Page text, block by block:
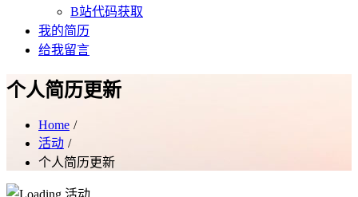
B站代码获取
我的简历
给我留言
个人简历更新
Home
活动
个人简历更新